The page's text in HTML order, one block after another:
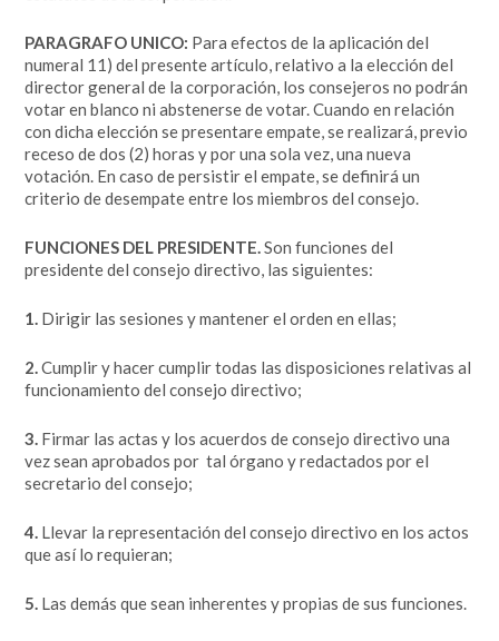
PARAGRAFO UNICO: Para efectos de la aplicación del
numeral 11) del presente artículo, relativo a la elección del
director general de la corporación, los consejeros no podrán
votar en blanco ni abstenerse de votar. Cuando en relación
con dicha elección se presentare empate, se realizará, previo
receso de dos (2) horas y por una sola vez, una nueva
votación. En caso de persistir el empate, se definirá un
criterio de desempate entre los miembros del consejo.
FUNCIONES DEL PRESIDENTE.Son funciones del
presidente del consejo directivo, las siguientes:
1. Dirigir las sesiones y mantener el orden en ellas;
2.Cumplir y hacer cumplir todas las disposiciones relativas al
funcionamiento del consejo directivo;
3. Firmar las actas y los acuerdos de consejo directivo una
vez sean aprobados por tal órgano y redactados por el
secretario del consejo;
4. Llevar la representación del consejo directivo en los actos
que así lo requieran;
5. Las demás que sean inherentes y propias de sus funciones.